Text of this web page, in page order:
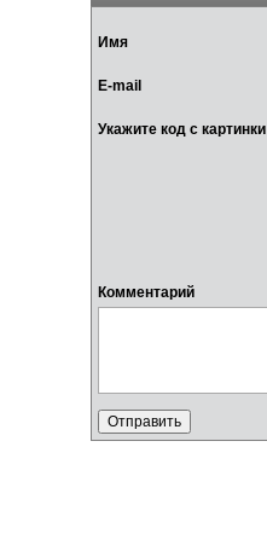
Имя
E-mail
Укажите код с картинки
Комментарий